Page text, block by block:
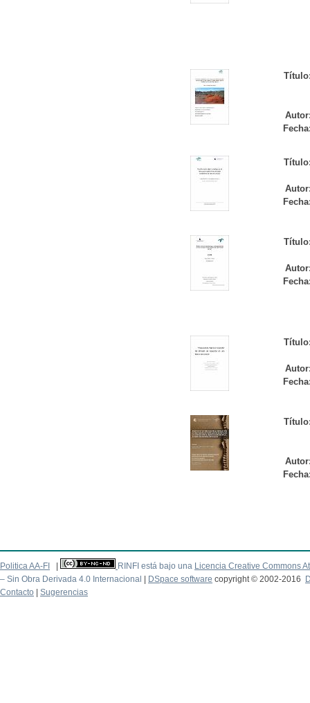
Politica AA-FI RINFI está bajo una Licencia Creative Commons
– Sin Obra Derivada 4.0 Internacional
DSpace software copyright © 2002-2016
Contacto
Sugerencias